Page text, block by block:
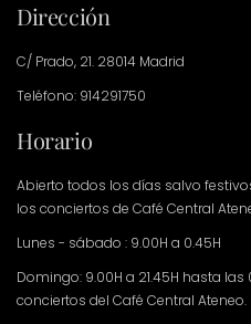
Dirección
C/ Prado, 21. 28014 Madrid
Teléfono: 914291750
Horario
Abierto todos los días salvo
los conciertos de Café Central
Lunes - sábado : 9.00H a 0.45H
Domingo: 9.00H a 21.45H hasta
conciertos del Café Central Ateneo.